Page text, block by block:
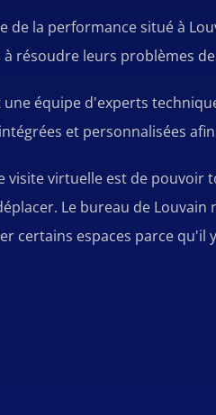
de la performance situé à
à résoudre leurs problèmes
une équipe d'experts
et personnalisées
visite virtuelle est de pouvoir
Le bureau de
certains espaces parce